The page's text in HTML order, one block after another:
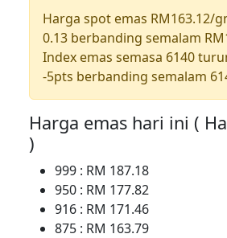
Harga spot emas RM163.12/
0.13 berbanding semalam
Index emas semasa 6140
-5pts berbanding semalam
Harga emas hari ini (
)
999 : RM 187.18
950 : RM 177.82
916 : RM 171.46
875 : RM 163.79